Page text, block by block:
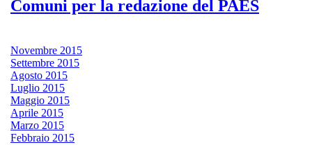
Comuni per la redazione del PAES
Novembre 2015
Settembre 2015
Agosto 2015
Luglio 2015
Maggio 2015
Aprile 2015
Marzo 2015
Febbraio 2015